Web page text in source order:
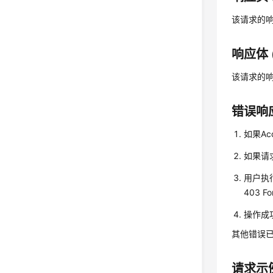
该请求的
响应
该请求的
错误响
如果
如果请
用户执
403
操作成
其他错误
请求示